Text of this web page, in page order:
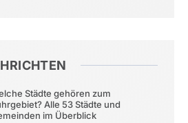
Städte gehören zum
Alle 53 Städte und
im Überblick